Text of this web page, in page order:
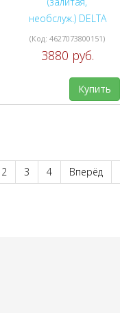
(Код: 4627073800151)
3880 руб.
Купить
2 3 4 Вперёд